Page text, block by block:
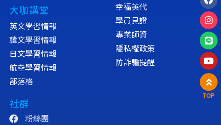
大咖講堂
英文學習情報
韓文學習情報
日文學習情報
航空學習情報
部落格
幸福英代
學員見證
專業師資
隱私權政策
防詐騙提醒
社群
粉絲團
TOP